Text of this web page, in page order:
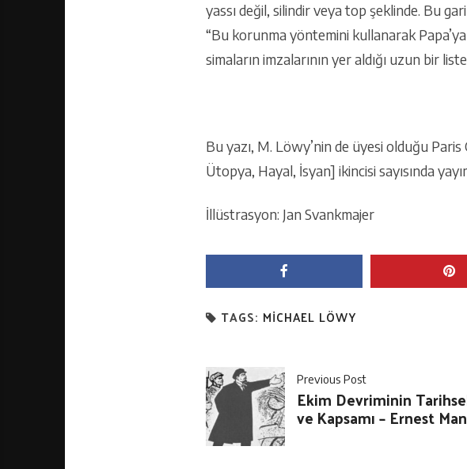
yassı değil, silindir veya top şeklinde. Bu
“Bu korunma yöntemini kullanarak Papa’ya
simaların imzalarının yer aldığı uzun bir
Bu yazı, M. Löwy’nin de üyesi olduğu
Ütopya, Hayal, İsyan] ikincisi sayısında
İllüstrasyon: Jan Svankmajer
TAGS: MICHAEL LÖWY
Previous Post
Ekim Devriminin
ve Kapsamı – Ernest